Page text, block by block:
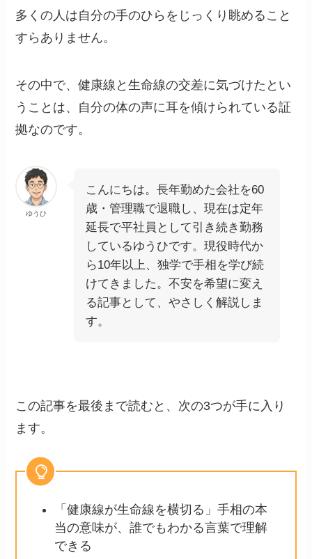
多くの人は自分の手のひらをじっくり眺めること
すらありません。
その中で、健康線と生命線の交差に気づけたとい
うことは、自分の体の声に耳を傾けられている証
拠なのです。
ゆうひ
こんにちは。長年勤めた会社を60
歳・管理職で退職し、現在は定年
延長で平社員として引き続き勤務
しているゆうひです。現役時代か
ら10年以上、独学で手相を学び続
けてきました。不安を希望に変え
る記事として、やさしく解説しま
す。
この記事を最後まで読むと、次の3つが手に入り
ます。
「健康線が生命線を横切る」手相の本
当の意味が、誰でもわかる言葉で理解
できる